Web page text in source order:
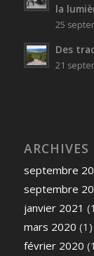
la
25
Des
21
ARCHIVES
septembre
septembre
janvier 2021
mars 2020 (1)
février 2020